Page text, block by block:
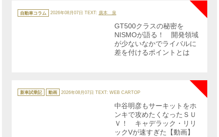
テ
ゴ
自動車コラム 2026年08月07日 TEXT: 廣本 泉
GT500クラスの秘密を
NISMOが語る！ 開発領域
が少ないなかでライバルに
差を付けるポイントとは
テ
ゴ
新車試乗記 動画 2026年08月07日 TEXT: WEB CARTOP
中谷明彦もサーキットをホ
ンキで攻めたくなったＳＵ
Ｖ！ キャデラック・リリ
ックVが速すぎた【動画】